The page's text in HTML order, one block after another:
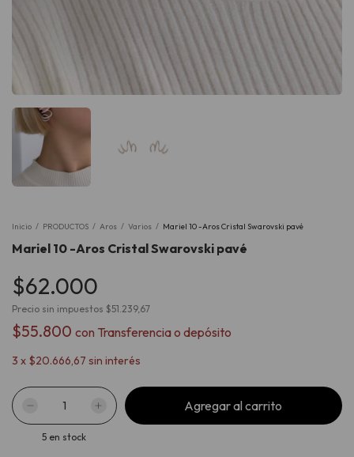
Inicio / PRODUCTOS / Aros / Varios / Mariel 10 -Aros Cristal Swarovski pavé
Mariel 10 -Aros Cristal Swarovski pavé
$62.000
Precio sin impuestos $51.239,67
$55.800 con Transferencia o depósito
3 x $20.666,67 sin interés
5 en stock